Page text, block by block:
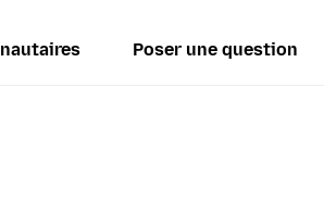
Poser une question